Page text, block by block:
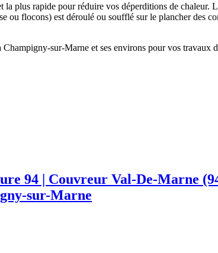
plus rapide pour réduire vos déperditions de chaleur.
ou flocons) est déroulé ou soufflé sur le plancher des
sur-Marne et ses environs pour vos travaux
94 | Couvreur Val-De-Marne
sur-Marne